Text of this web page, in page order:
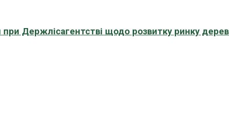
при Держлісагентстві щодо розвитку ринку